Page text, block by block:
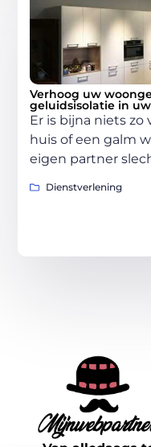
Verhoog uw
geluidsisolatie in
Er is bijna niets zo
huis of een galm
eigen partner
Dienstverlening